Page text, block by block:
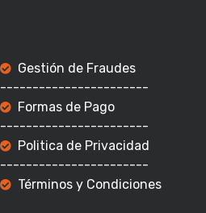
Gestión de Fraudes
-----------------------
Formas de Pago
-----------------------
Politica de Privacidad
-----------------------
Términos y Condiciones